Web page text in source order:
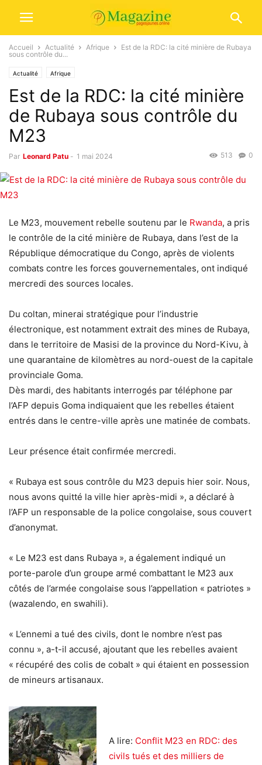
Accueil Actualité Afrique
Est de la RDC: la cité minière de Rubaya
sous contrôle du...
Actualité Afrique
Est de la RDC: la cité minière
de Rubaya sous contrôle du
M23
Par Leonard Patu - 1 mai 2024 0
513
Le M23, mouvement rebelle soutenu par le Rwanda, a pris
le contrôle de la cité minière de Rubaya, dans l’est de la
République démocratique du Congo, après de violents
combats contre les forces gouvernementales, ont indiqué
mercredi des sources locales.
Du coltan, minerai stratégique pour l’industrie
électronique, est notamment extrait des mines de Rubaya,
dans le territoire de Masisi de la province du Nord-Kivu, à
une quarantaine de kilomètres au nord-ouest de la capitale
provinciale Goma.
Dès mardi, des habitants interrogés par téléphone par
l’AFP depuis Goma indiquaient que les rebelles étaient
entrés dans le centre-ville après une matinée de combats.
Leur présence était confirmée mercredi.
« Rubaya est sous contrôle du M23 depuis hier soir. Nous,
nous avons quitté la ville hier après-midi », a déclaré à
l’AFP un responsable de la police congolaise, sous couvert
d’anonymat.
« Le M23 est dans Rubaya », a également indiqué un
porte-parole d’un groupe armé combattant le M23 aux
côtés de l’armée congolaise sous l’appellation « patriotes »
(wazalendo, en swahili).
« L’ennemi a tué des civils, dont le nombre n’est pas
connu », a-t-il accusé, ajoutant que les rebelles avaient
« récupéré des colis de cobalt » qui étaient en possession
de mineurs artisanaux.
A lire: Conflit M23 en RDC: des
civils tués et des milliers de